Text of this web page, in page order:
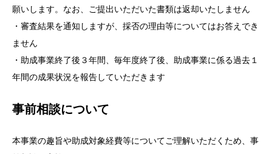
願いします。なお、ご提出いただいた書類は返却いたしません
・審査結果を通知しますが、採否の理由等についてはお答えでき
ません
・助成事業終了後３年間、毎年度終了後、助成事業に係る過去１
年間の成果状況を報告していただきます
事前相談について
本事業の趣旨や助成対象経費等についてご理解いただくため、事